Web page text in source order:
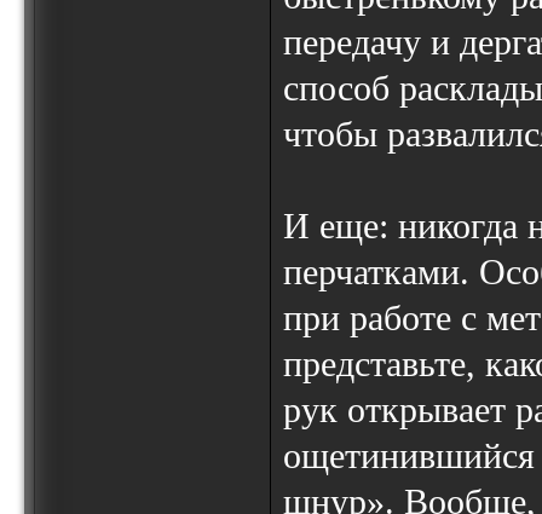
передачу и
способ
чтобы
И еще: никогда
перчатками.
при работе с
представьте,
рук открывает
шнур». Вообще,